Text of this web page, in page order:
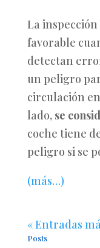
La
favorable
detectan
un peligro
circulación
lado, se
coche tiene
peligro si se
(más…)
« Entradas
Posts